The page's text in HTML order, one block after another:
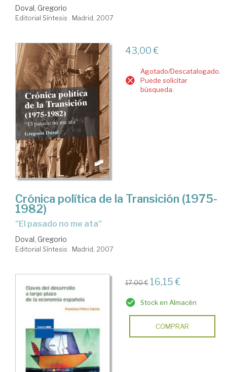
Doval, Gregorio
Editorial Síntesis . Madrid, 2007
43,00 €
Agotado/Descatalogado.
Puede solicitar
búsqueda.
Crónica política de la Transición (1975-
1982)
"El pasado no me ata"
Doval, Gregorio
Editorial Síntesis . Madrid, 2007
17,00 € 16,15 €
Stock en Almacén
COMPRAR